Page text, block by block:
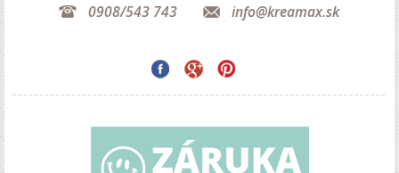
0908/543 743 info@kreamax.sk